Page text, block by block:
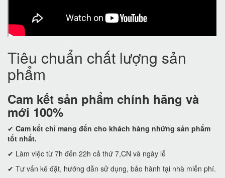
Tiêu chuẩn chất lượng sản
phẩm
Cam kết sản phẩm chính hãng và
mới 100%
✔ Cam kết chỉ mang đến cho khách hàng những sản phẩm
tốt nhất.
✔ Làm việc từ 7h đến 22h cả thứ 7,CN và ngày lễ
✔ Tư vấn kê đặt, hướng dẫn sử dụng, bảo hành tại nhà miễn phí.